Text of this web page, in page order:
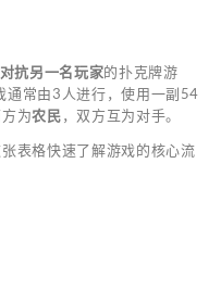
抗另一名玩家的扑克牌游
通常由3人进行，使用一副54
为农民，双方互为对手。
表格快速了解游戏的核心流